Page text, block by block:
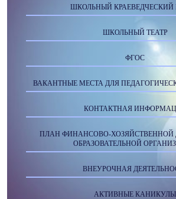
ШКОЛЬНЫЙ КРАЕВЕДЧЕСКИЙ
ШКОЛЬНЫЙ ТЕАТР
ФГОС
ВАКАНТНЫЕ МЕСТА ДЛЯ
КОНТАКТНАЯ
ПЛАН ФИНАНСОВО-ХОЗЯЙСТВЕННОЙ
ОБРАЗОВАТЕЛЬНОЙ
ВНЕУРОЧНАЯ
АКТИВНЫЕ КАНИКУЛЫ